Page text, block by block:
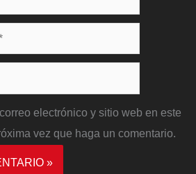
electrónico y sitio web en este
vez que haga un comentario.